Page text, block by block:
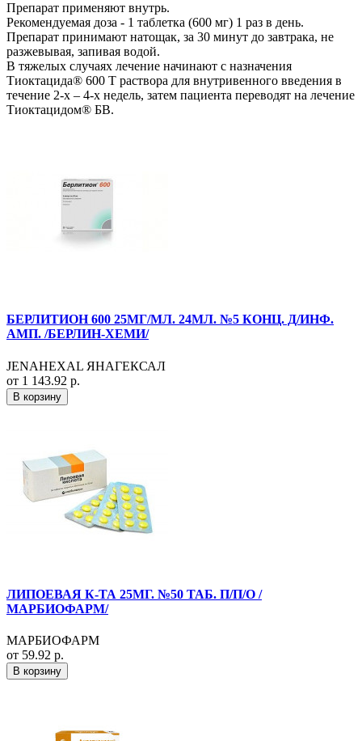
Препарат применяют внутрь.
Рекомендуемая доза - 1 таблетка (600 мг) 1 раз в день.
Препарат принимают натощак, за 30 минут до завтрака, не
разжевывая, запивая водой.
В тяжелых случаях лечение начинают с назначения
Тиоктацида® 600 Т раствора для внутривенного введения в
течение 2-х – 4-х недель, затем пациента переводят на лечение
Тиоктацидом® БВ.
БЕРЛИТИОН 600 25МГ/МЛ. 24МЛ. №5 КОНЦ. Д/ИНФ.
АМП. /БЕРЛИН-ХЕМИ/
JENAHEXAL ЯНАГЕКСАЛ
от 1 143.92 р.
В корзину
ЛИПОЕВАЯ К-ТА 25МГ. №50 ТАБ. П/П/О /
МАРБИОФАРМ/
МАРБИОФАРМ
от 59.92 р.
В корзину